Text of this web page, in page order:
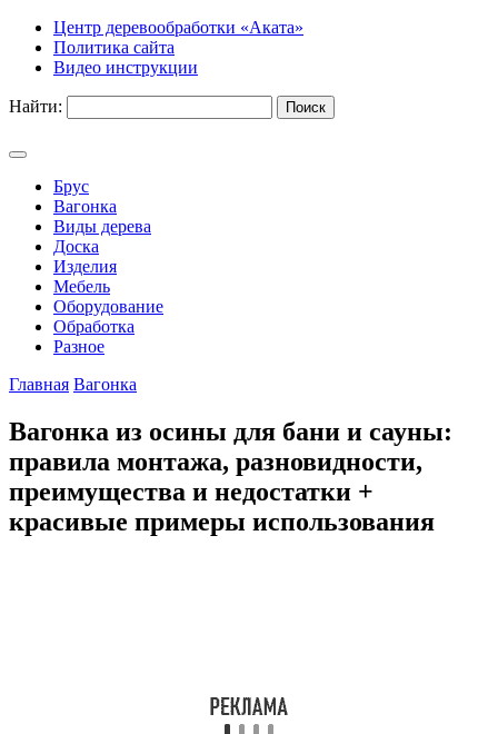
Центр деревообработки «Аката»
Политика сайта
Видео инструкции
Найти:
Брус
Вагонка
Виды дерева
Доска
Изделия
Мебель
Оборудование
Обработка
Разное
Главная Вагонка
Вагонка из осины для бани и сауны:
правила монтажа, разновидности,
преимущества и недостатки +
красивые примеры использования